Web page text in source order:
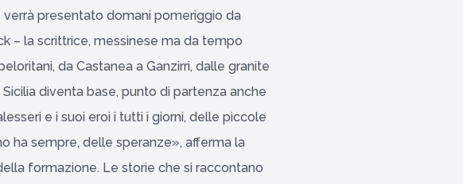
presentato domani pomeriggio da
– la scrittrice, messinese ma da tempo
da Castanea a Ganzirri, dalle granite
diventa base, punto di partenza anche
e i suoi eroi i tutti i giorni, delle piccole
ha sempre, delle speranze», afferma la
formazione. Le storie che si raccontano